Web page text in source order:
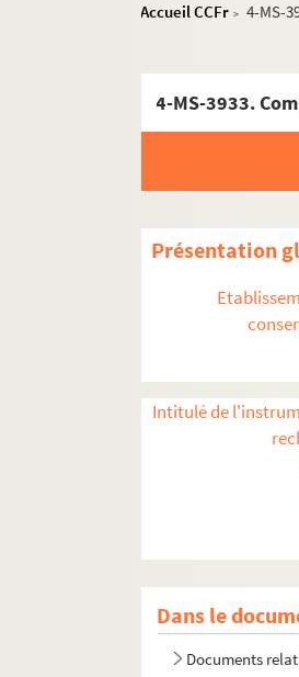
Accueil CCFr > 4-MS-
Présentation
Intitulé de
Dans le
Documents
Documents